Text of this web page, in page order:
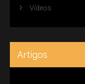
Vídeos
Artigos